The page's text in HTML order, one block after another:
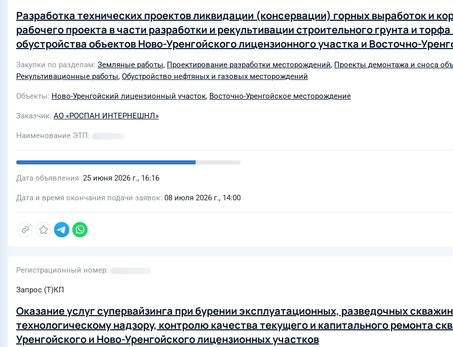
Разработка технических проектов ликвидации (консервации) горных выработок и
рабочего проекта в части разработки и рекультивации строительного грунта и
обустройства объектов Ново-Уренгойского лицензионного участка и Восточно-
Закупки по разделам Земляные работы, Проектирование разработки месторождений, Проекты демонтажа и сноса
Рекультивационные работы, Обустройство нефтяных и газовых месторождений
Объекты Ново-Уренгойский лицензионный участок, Восточно-Уренгойское месторождение
Заказчик АО «РОСПАН ИНТЕРНЕШНЛ»
Наименование ЭТП
Дата объявления 25 июня 2026 г., 16:16
Дата и время окончания подачи заявок 08 июля 2026 г., 14:00
Регистрационный номер
Запрос (Т)КП
Оказание услуг супервайзинга при бурении эксплуатационных, разведочных
технологическому надзору, контролю качества текущего и капитального ремонта
Уренгойского и Ново-Уренгойского лицензионных участков